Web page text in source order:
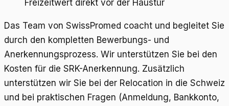
Freizeitwert direkt vor der Haustür
Das Team von SwissPromed coacht und begleitet Sie
durch den kompletten Bewerbungs- und
Anerkennungsprozess. Wir unterstützen Sie bei den
Kosten für die SRK-Anerkennung. Zusätzlich
unterstützen wir Sie bei der Relocation in die Schweiz
und bei praktischen Fragen (Anmeldung, Bankkonto,